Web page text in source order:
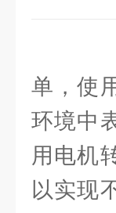
单，使
环境中
用电机
以实现